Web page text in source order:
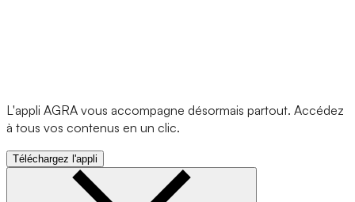
L'appli AGRA vous accompagne désormais partout. Accédez
à tous vos contenus en un clic.
Téléchargez l'appli